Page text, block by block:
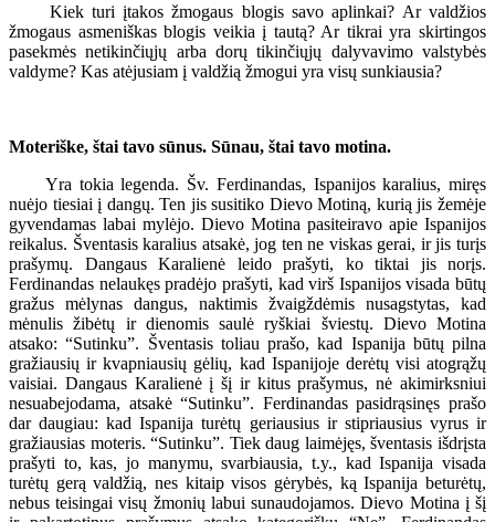
Kiek turi įtakos žmogaus blogis savo aplinkai? Ar valdžios
žmogaus asmeniškas blogis veikia į tautą? Ar tikrai yra skirtingos
pasekmės netikinčiųjų arba dorų tikinčiųjų dalyvavimo valstybės
valdyme? Kas atėjusiam į valdžią žmogui yra visų sunkiausia?
Moteriške, štai tavo sūnus. Sūnau, štai tavo motina.
Yra tokia legenda. Šv. Ferdinandas, Ispanijos karalius, miręs
nuėjo tiesiai į dangų. Ten jis susitiko Dievo Motiną, kurią jis žemėje
gyvendamas labai mylėjo. Dievo Motina pasiteiravo apie Ispanijos
reikalus. Šventasis karalius atsakė, jog ten ne viskas gerai, ir jis turįs
prašymų. Dangaus Karalienė leido prašyti, ko tiktai jis norįs.
Ferdinandas nelaukęs pradėjo prašyti, kad virš Ispanijos visada būtų
gražus mėlynas dangus, naktimis žvaigždėmis nusagstytas, kad
mėnulis žibėtų ir dienomis saulė ryškiai šviestų. Dievo Motina
atsako: “Sutinku”. Šventasis toliau prašo, kad Ispanija būtų pilna
gražiausių ir kvapniausių gėlių, kad Ispanijoje derėtų visi atogrąžų
vaisiai. Dangaus Karalienė į šį ir kitus prašymus, nė akimirksniui
nesuabejodama, atsakė “Sutinku”. Ferdinandas pasidrąsinęs prašo
dar daugiau: kad Ispanija turėtų geriausius ir stipriausius vyrus ir
gražiausias moteris. “Sutinku”. Tiek daug laimėjęs, šventasis išdrįsta
prašyti to, kas, jo manymu, svarbiausia, t.y., kad Ispanija visada
turėtų gerą valdžią, nes kitaip visos gėrybės, ką Ispanija beturėtų,
nebus teisingai visų žmonių labui sunaudojamos. Dievo Motina į šį